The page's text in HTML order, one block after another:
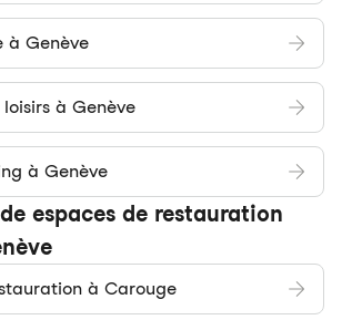
à Genève
à Genève
à Genève
espaces de restauration
à Carouge